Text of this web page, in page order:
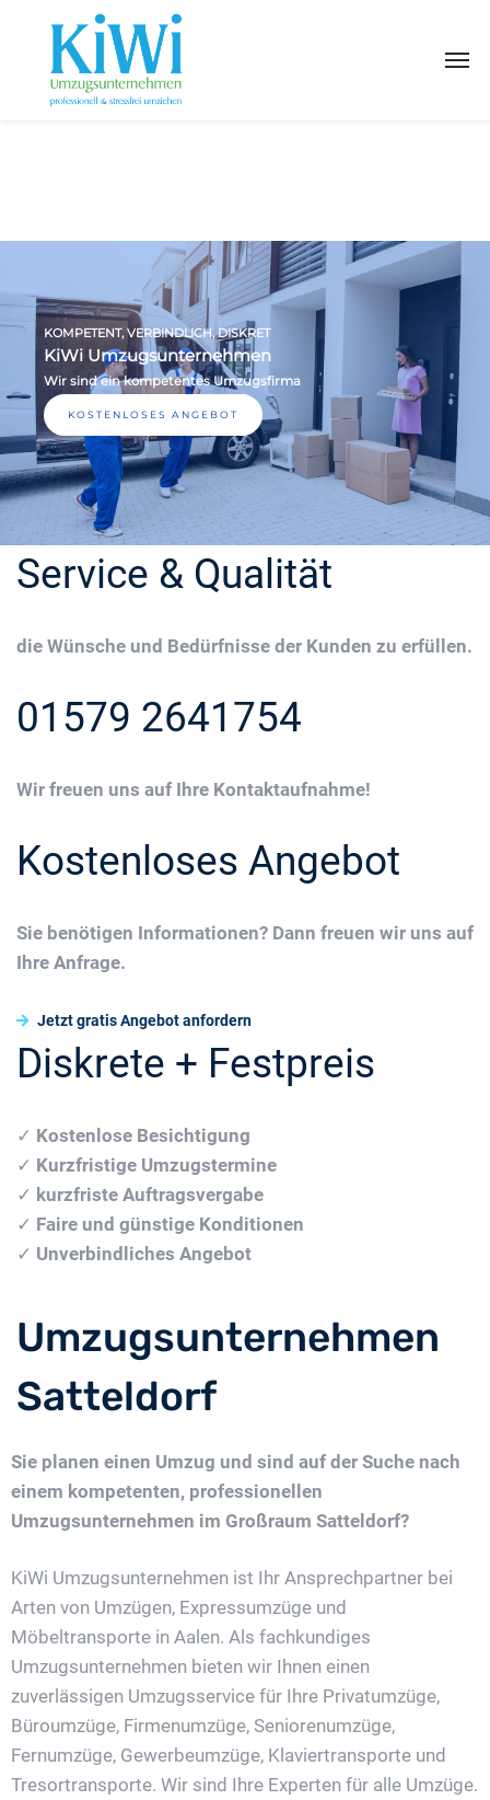
KOMPETENT, VERBINDLICH, DISKRET
KiWi Umzugsunternehmen
Wir sind ein kompetentes Umzugsfirma
KOSTENLOSES ANGEBOT
Service & Qualität
die Wünsche und Bedürfnisse der Kunden zu erfüllen.
01579 2641754
Wir freuen uns auf Ihre Kontaktaufnahme!
Kostenloses Angebot
Sie benötigen Informationen? Dann freuen wir uns auf
Ihre Anfrage.
Jetzt gratis Angebot anfordern
Diskrete + Festpreis
✓ Kostenlose Besichtigung
✓ Kurzfristige Umzugstermine
✓ kurzfriste Auftragsvergabe
✓ Faire und günstige Konditionen
✓ Unverbindliches Angebot
Umzugsunternehmen
Satteldorf
Sie planen einen Umzug und sind auf der Suche nach
einem kompetenten, professionellen
Umzugsunternehmen im Großraum Satteldorf?
KiWi Umzugsunternehmen ist Ihr Ansprechpartner bei
Arten von Umzügen, Expressumzüge und
Möbeltransporte in Aalen. Als fachkundiges
Umzugsunternehmen bieten wir Ihnen einen
zuverlässigen Umzugsservice für Ihre Privatumzüge,
Büroumzüge, Firmenumzüge, Seniorenumzüge,
Fernumzüge, Gewerbeumzüge, Klaviertransporte und
Tresortransporte. Wir sind Ihre Experten für alle Umzüge.